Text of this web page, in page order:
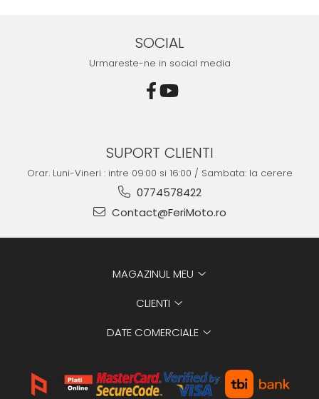
SOCIAL
Urmareste-ne in social media
SUPORT CLIENTI
Orar. Luni-Vineri : intre 09:00 si 16:00 / Sambata: la cerere
0774578422
Contact@FeriMoto.ro
MAGAZINUL MEU
CLIENTI
DATE COMERCIALE